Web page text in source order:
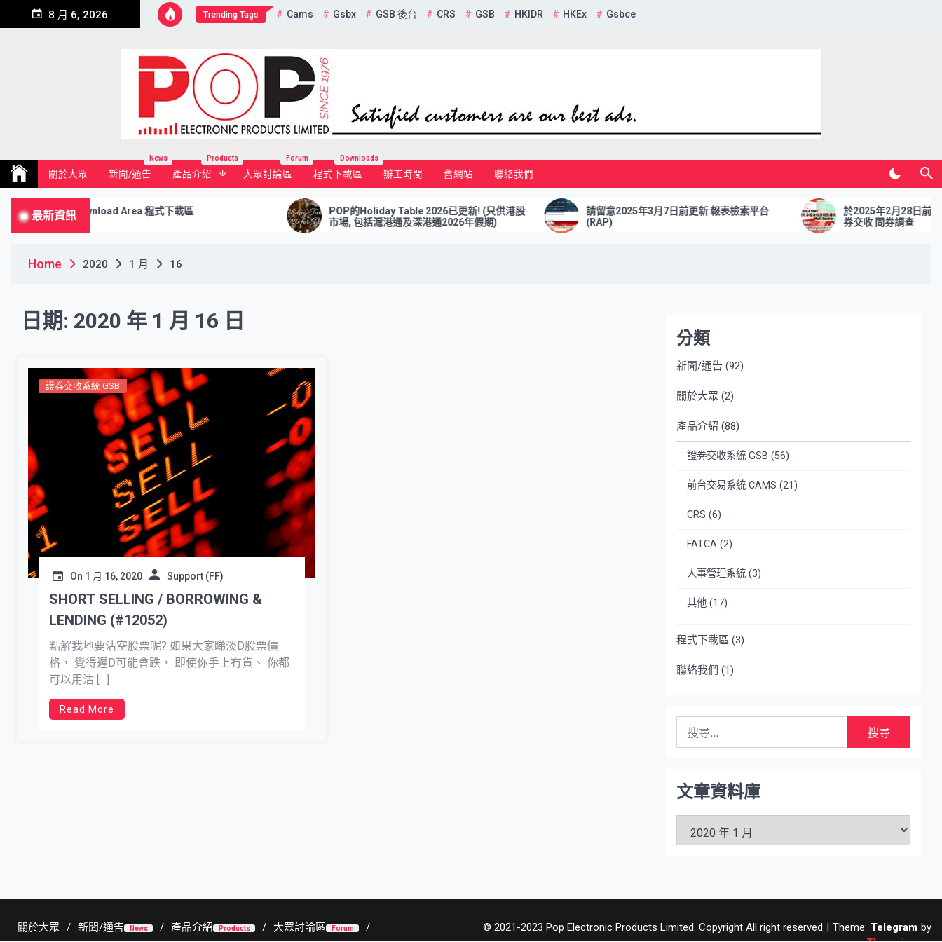
8 月 6, 2026 Trending Tags Cams Gsbx GSB 後台 CRS GSB HKIDR HKEx Gsbce
Pop Electronic Products Limited
關於大眾 新聞/通告
News
產品介紹
Products
大眾討論區
Forum
程式下載區
Downloads
辦工時間 舊網站 聯絡我們
最新資訊
Download Area 程式下載區
POP的Holiday Table 2026已更新! (只供港股
市場, 包括滬港通及深港通2026年假期)
請留意2025年3月7日前更新 報表檢索平台
(RAP)
於2025年2月28日前提交優
券交收 問券調查
Home 2020 1 月 16
日期: 2020 年 1 月 16 日
證券交收系統 GSB
On 1 月 16, 2020 Support (FF)
SHORT SELLING / BORROWING &
LENDING (#12052)
點解我地要沽空股票呢? 如果大家睇淡D股票價
格， 覺得遲D可能會跌， 即使你手上冇貨、 你都
可以用沽 […]
Read More
分類
新聞/通告 (92)
關於大眾 (2)
產品介紹 (88)
證券交收系統 GSB (56)
前台交易系統 CAMS (21)
CRS (6)
FATCA(2)
人事管理系統(3)
其他(17)
程式下載區 (3)
聯絡我們 (1)
字:
文章資料庫
資
關於大眾 新聞/通告 News 產品介紹 Products 大眾討論區 Forum © 2021-2023 Pop Electronic Products Limited. Copyright All right reserved | Theme: Telegram by